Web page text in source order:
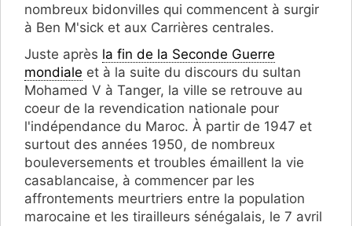
nombreux bidonvilles qui commencent à surgir
à Ben M'sick et aux Carrières centrales.
Juste après la fin de la Seconde Guerre
mondiale et à la suite du discours du sultan
Mohamed V à Tanger, la ville se retrouve au
coeur de la revendication nationale pour
l'indépendance du Maroc. À partir de 1947 et
surtout des années 1950, de nombreux
bouleversements et troubles émaillent la vie
casablancaise, à commencer par les
affrontements meurtriers entre la population
marocaine et les tirailleurs sénégalais, le 7 avril